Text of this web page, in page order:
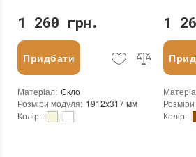
1 260 грн.
Придбати
Матеріал: Скло
Розміри модуля: 1912x317 мм
Колір:
1
Колір: